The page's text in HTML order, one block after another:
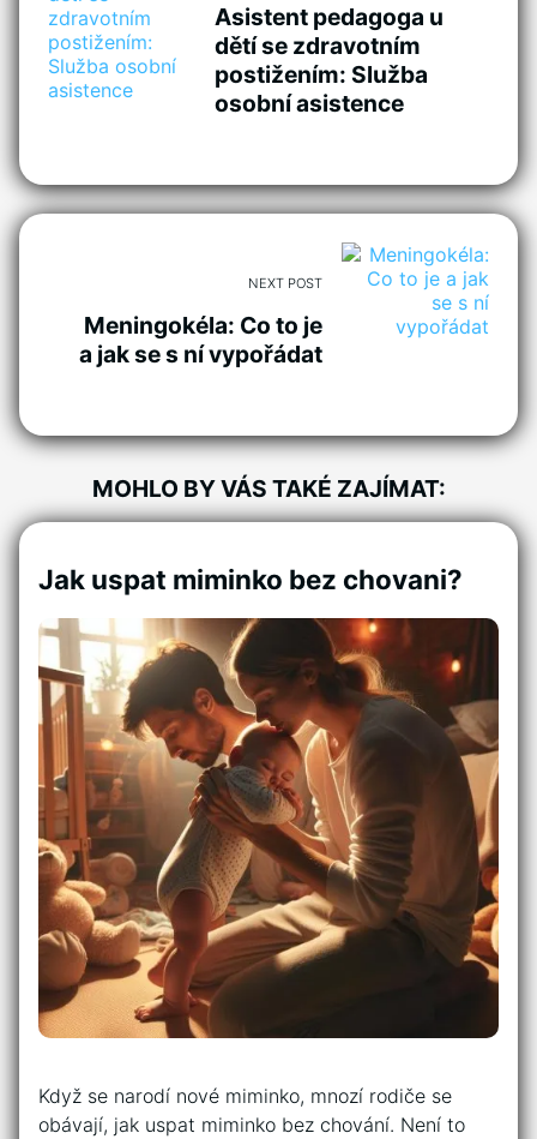
Asistent pedagoga u
dětí se zdravotním
postižením: Služba
osobní asistence
NEXT POST
Meningokéla: Co to je
a jak se s ní vypořádat
MOHLO BY VÁS TAKÉ ZAJÍMAT:
Jak uspat miminko bez chovani?
Když se narodí nové miminko, mnozí rodiče se
obávají, jak uspat miminko bez chování. Není to